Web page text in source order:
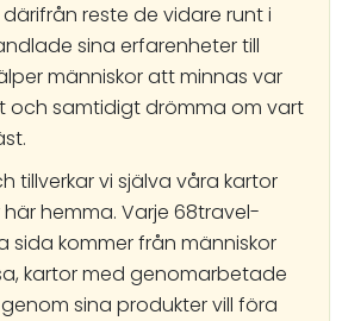
reste de vidare runt i
sina erfarenheter till
människor att minnas var
och samtidigt drömma om vart
tillverkar vi själva våra kartor
hemma. Varje 68travel-
sida kommer från människor
kartor med genomarbetade
sina produkter vill föra